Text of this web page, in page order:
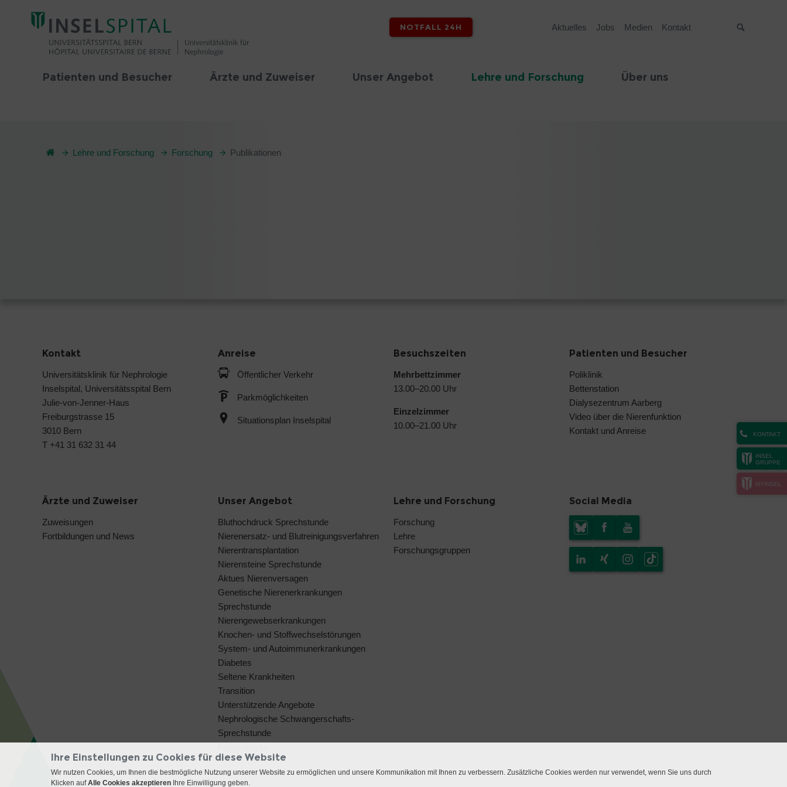
NOTFALL 24H Aktuelles Jobs Medien Kontakt
Patienten und Besucher Ärzte und Zuweiser Unser Angebot Lehre und Forschung Über uns
KONTAKT
INSEL
GRUPPE
MYINSEL
Lehre und Forschung Forschung Publikationen
Kontakt
Universitätsklinik für Nephrologie
Inselspital, Universitätsspital Bern
Julie-von-Jenner-Haus
Freiburgstrasse 15
3010 Bern
T +41 31 632 31 44
Anreise
Öffentlicher Verkehr
Parkmöglichkeiten
Situationsplan Inselspital
Besuchszeiten
Mehrbettzimmer
13.00–20.00 Uhr
Einzelzimmer
10.00–21.00 Uhr
Patienten und Besucher
Poliklinik
Bettenstation
Dialysezentrum Aarberg
Video über die Nierenfunktion
Kontakt und Anreise
Ärzte und Zuweiser
Zuweisungen
Fortbildungen und News
Unser Angebot
Bluthochdruck Sprechstunde
Nierenersatz- und Blutreinigungsverfahren
Nierentransplantation
Nierensteine Sprechstunde
Aktues Nierenversagen
Genetische Nierenerkrankungen
Sprechstunde
Nierengewebserkrankungen
Knochen- und Stoffwechselstörungen
System- und Autoimmunerkrankungen
Diabetes
Seltene Krankheiten
Transition
Unterstützende Angebote
Nephrologische Schwangerschafts-
Sprechstunde
Lehre und Forschung
Forschung
Lehre
Forschungsgruppen
Social Media
Ihre Einstellungen zu Cookies für diese Website
Wir nutzen Cookies, um Ihnen die bestmögliche Nutzung unserer Website zu ermöglichen und unsere Kommunikation mit Ihnen zu verbessern. Zusätzliche Cookies werden nur verwendet, wenn Sie uns durch
Klicken aufAlle Cookies akzeptieren Ihre Einwilligung geben.